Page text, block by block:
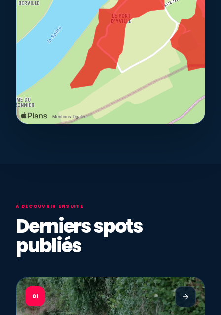
À DÉCOUVRIR ENSUITE
Derniers spots
publiés
01